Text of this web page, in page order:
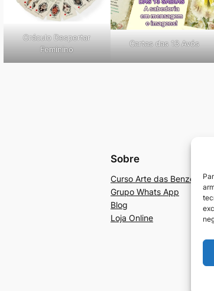
Oráculo Despertar
Feminino
Cartas das 13 Avós
Sobre
Curso Arte das
Grupo Whats App
Blog
Loja Online